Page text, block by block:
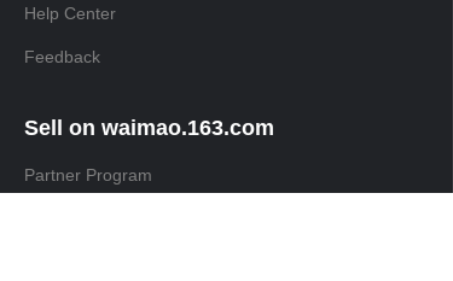
Help Center
Feedback
Sell on waimao.163.com
Partner Program